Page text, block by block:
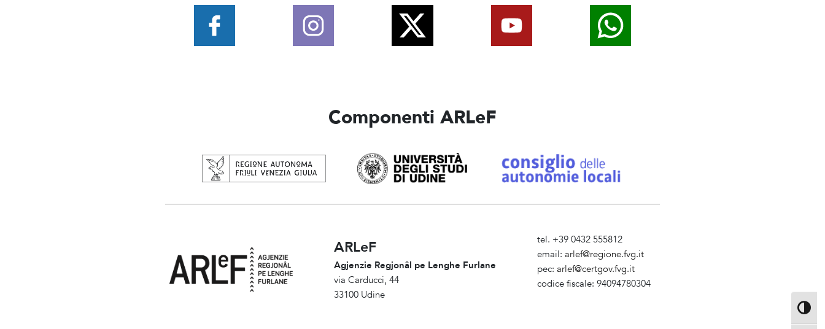
Componenti ARLeF
ARLeF
Agjenzie Regjonâl pe Lenghe Furlane
via Carducci, 44
33100 Udine
tel. +39 0432 555812
email:arlef@regione.fvg.it
pec:arlef@certgov.fvg.it
codice fiscale: 94094780304